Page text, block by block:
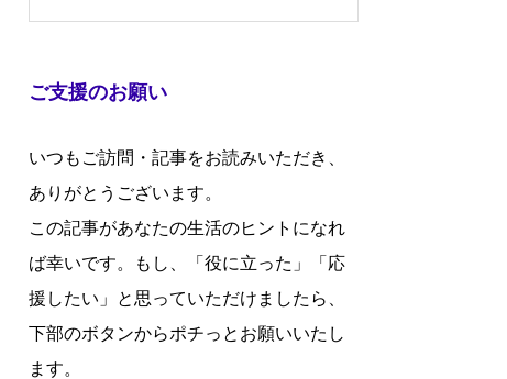
ご支援のお願い
いつもご訪問・記事をお読みいただき、
ありがとうございます。
この記事があなたの生活のヒントになれ
ば幸いです。もし、「役に立った」「応
援したい」と思っていただけましたら、
下部のボタンからポチっとお願いいたし
ます。